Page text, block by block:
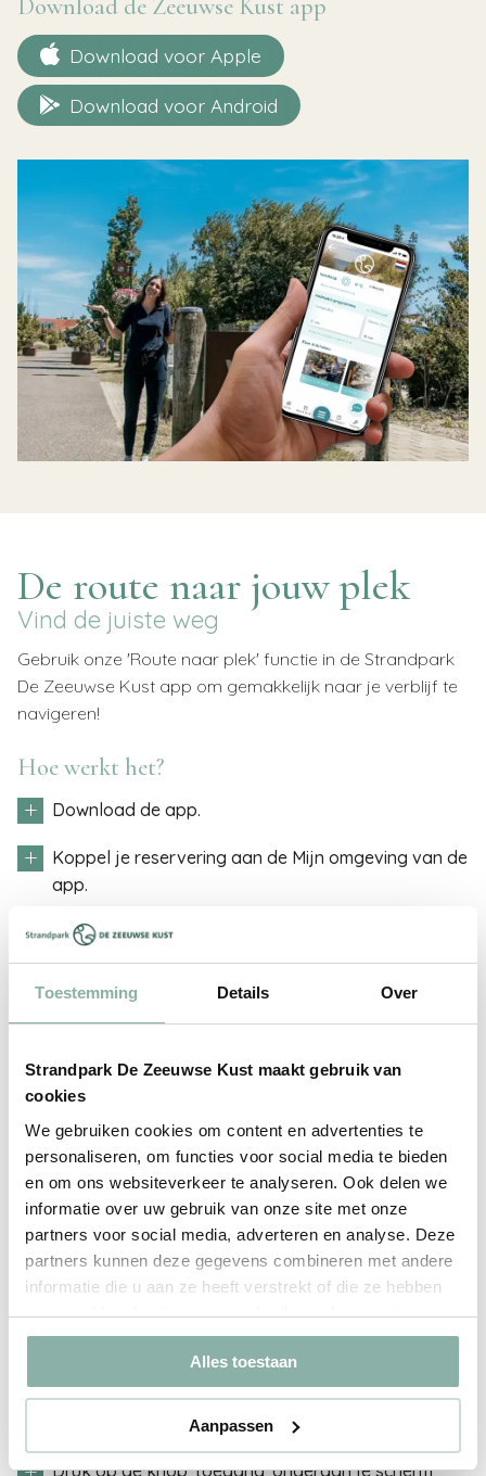
Toestemming Details Over
Strandpark De Zeeuwse Kust maakt gebruik van
cookies
We gebruiken cookies om content en advertenties te
personaliseren, om functies voor social media te bieden
en om ons websiteverkeer te analyseren. Ook delen we
informatie over uw gebruik van onze site met onze
partners voor social media, adverteren en analyse. Deze
partners kunnen deze gegevens combineren met andere
informatie die u aan ze heeft verstrekt of die ze hebben
verzameld op basis van uw gebruik van hun services.
Alles toestaan
Aanpassen
Download voor Apple
Download voor Android
De route naar jouw plek
Vind de juiste weg
Gebruik onze 'Route naar plek' functie in de Strandpark
De Zeeuwse Kust app om gemakkelijk naar je verblijf te
navigeren!
Hoe werkt het?
Download de app.
Koppel je reservering aan de Mijn omgeving van de
app.
app.
Klik op het menu
Klik hier op de knop 'Navigatie'
Telefoon als sleutel
Kom binnen met de app
Heb je een chalet, een comfortplaats met privésanitair,
een VIP-camperplaats of een hotelkamer geboekt?
Vanaf nu kun je de deur openen met de Strandpark De
Zeeuwse Kust app op je telefoon!
Hoe werkt het?
Download de app in de app store.
Android Apple
Geef je taalkeuze aan.
Klik op 'Nederlands' of 'Duits'
Druk op de knop 'toegang' onderaan je scherm